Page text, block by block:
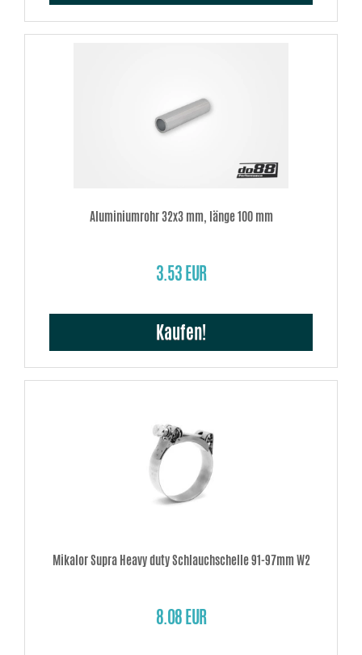
Aluminiumrohr 32x3 mm, länge 100 mm
3.53 EUR
Kaufen!
Mikalor Supra Heavy duty Schlauchschelle 91-97mm W2
8.08 EUR